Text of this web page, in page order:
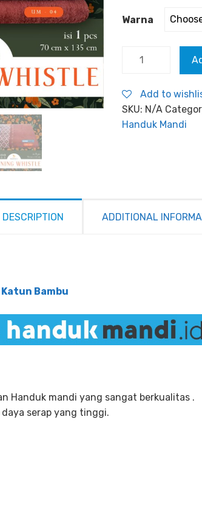
Warna
Handuk
Premium
Morning
Whistle
Add to
SKU: N/A
Handuk Mandi
DESCRIPTION ADDITIONAL
Bambu
Handuk mandi yang sangat berkualitas .
serap yang tinggi.